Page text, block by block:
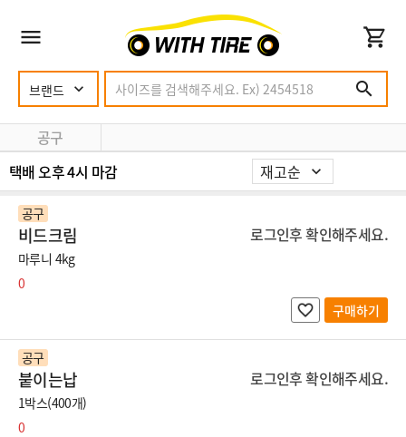
공구
택배 오후 4시 마감
공구
비드크림
마루니 4kg
0
로그인후 확인해주세요.
구매하기
공구
붙이는납
1박스(400개)
0
로그인후 확인해주세요.